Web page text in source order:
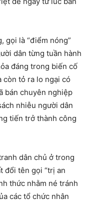
gọi là “điểm nóng”
dân từng tuần hành
đáng trong biến cố
còn tỏ ra lo ngại có
bán chuyên nghiệp
nhiễu người dân
tiến trở thành công
dân chủ ở trong
đổi tên gọi “trị an
thức nhằm né tránh
các tổ chức nhân